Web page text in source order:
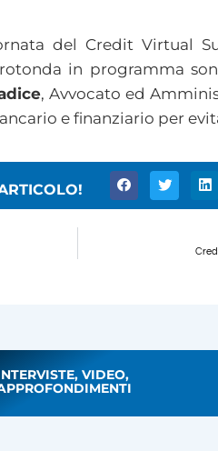
del Credit Virtual
in programma
, Avvocato ed
e finanziario per
VIDEO,